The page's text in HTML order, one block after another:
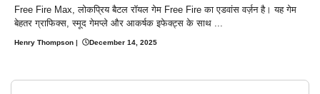
Free Fire Max, लोकप्रिय बैटल रॉयल गेम Free Fire का एडवांस वर्ज़न है। यह गेम
बेहतर ग्राफिक्स, स्मूद गेमप्ले और आकर्षक इफेक्ट्स के साथ ...
Henry Thompson | December 14, 2025